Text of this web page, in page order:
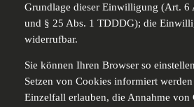
Grundlage dieser Einwilligung (Art. 6
und § 25 Abs. 1 TDDDG); die
widerrufbar.
Sie können Ihren Browser so
Setzen von Cookies informiert
Einzelfall erlauben, die Annahme von